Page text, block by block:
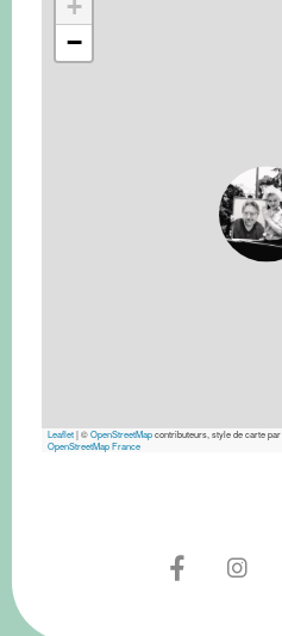
+
−
Leaflet|©OpenStreetMapcontributeurs, style de carte par
OpenStreetMap France